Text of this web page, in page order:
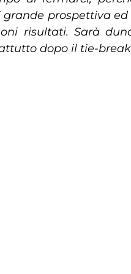
prospettiva
risultati. Sarà
dopo il tie-break